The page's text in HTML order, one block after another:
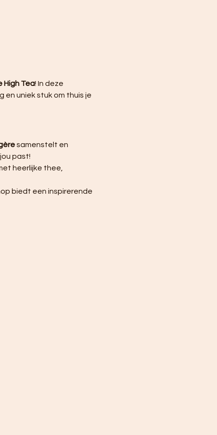
High Tea! In deze
en uniek stuk om thuis je
samenstelt en
past!
heerlijke thee,
biedt een inspirerende